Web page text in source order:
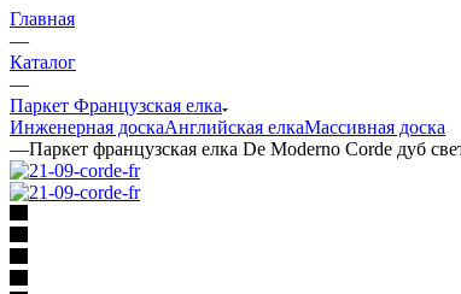
Главная
—
Каталог
—
Паркет Французская елка
Инженерная доскаАнглийская елкаМассивная доска
—Паркет французская елка De Moderno Corde дуб